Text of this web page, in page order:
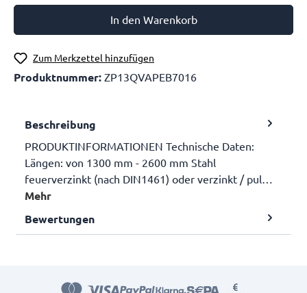
In den Warenkorb
Zum Merkzettel hinzufügen
Produktnummer: ZP13QVAPEB7016
Beschreibung
PRODUKTINFORMATIONEN Technische Daten:
Längen: von 1300 mm - 2600 mm Stahl
feuerverzinkt (nach DIN1461) oder verzinkt / pul…
Mehr
Bewertungen